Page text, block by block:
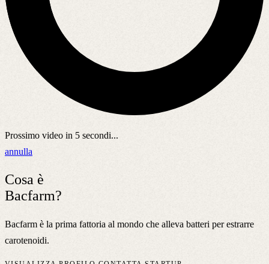
Prossimo video in 5 secondi...
annulla
Cosa è
Bacfarm?
Bacfarm è la prima fattoria al mondo che alleva batteri per estrarre
carotenoidi.